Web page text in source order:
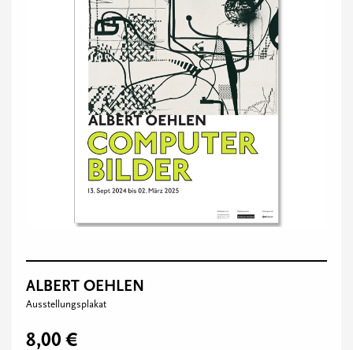
ALBERT OEHLEN
Ausstellungsplakat
8,00 €